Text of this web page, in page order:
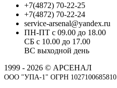
+7(4872) 70-22-25
+7(4872) 70-22-24
service-arsenal@yandex.ru
ПН-ПТ с 09.00 до 18.00
СБ с 10.00 до 17.00
ВС выходной день
1999 - 2026 © АРСЕНАЛ
ООО "УПА-1" ОГРН 1027100685810